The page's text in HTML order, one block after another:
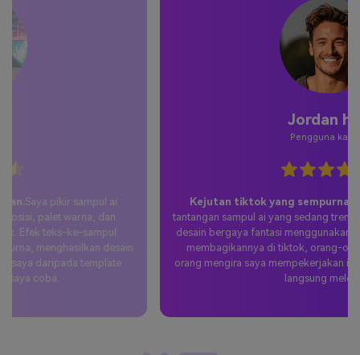
Kejutan tiktok yang sempurna.Saya bergabung dengan
tantangan sampul ai yang sedang tren dan menghasilkan beberapa
desain bergaya fantasi menggunakan nano banana 2. Ketika saya
membagikannya di tiktok, orang-orang menjadi gila—semua
orang mengira saya mempekerjakan ilustrator kelas atas. Tiang itu